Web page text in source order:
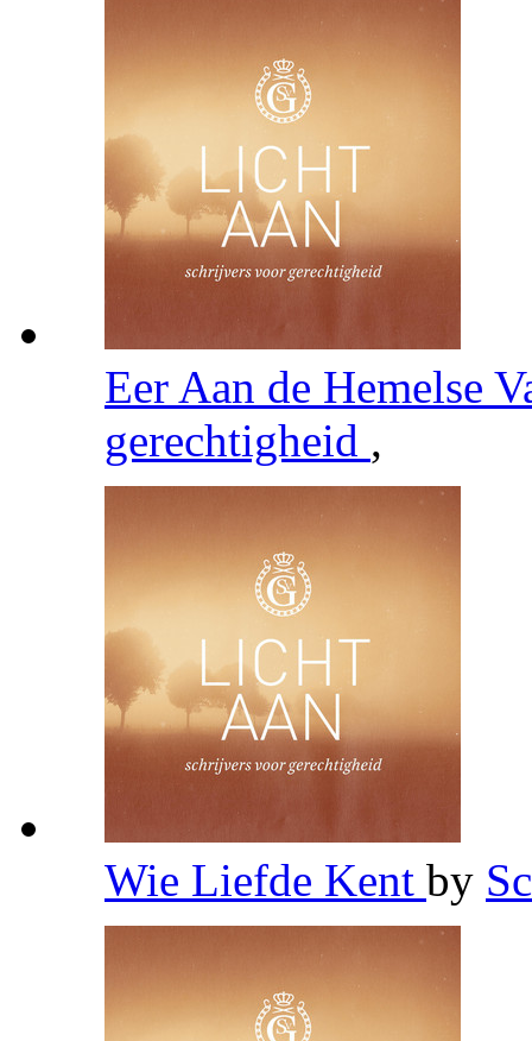
Eer Aan de Hemelse
gerechtigheid ,
Wie Liefde Kent by